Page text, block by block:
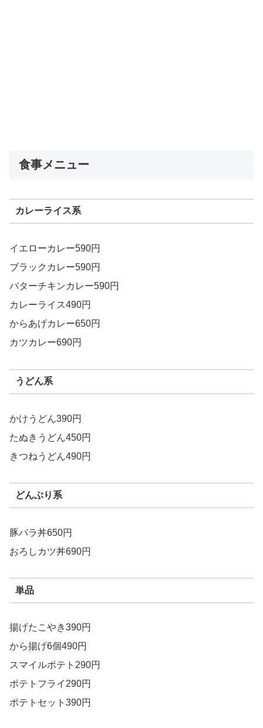
食事メニュー
カレーライス系
イエローカレー590円
ブラックカレー590円
バターチキンカレー590円
カレーライス490円
からあげカレー650円
カツカレー690円
うどん系
かけうどん390円
たぬきうどん450円
きつねうどん490円
どんぶり系
豚バラ丼650円
おろしカツ丼690円
単品
揚げたこやき390円
から揚げ6個490円
スマイルポテト290円
ポテトフライ290円
ポテトセット390円